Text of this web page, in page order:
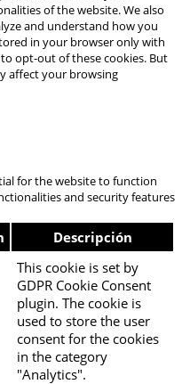
of the website. We also
and understand how you
in your browser only with
opt-out of these cookies. But
affect your browsing
for the website to function
and security features
Descripción
This cookie is set by
GDPR Cookie Consent
plugin. The cookie is
used to store the user
consent for the cookies
in the category
"Analytics".